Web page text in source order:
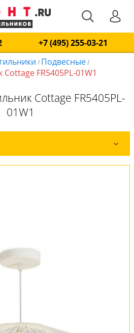
+7 (495) 255-03-21
/ Подвесные/
FR5405PL-01W1
Cottage FR5405PL-
01W1